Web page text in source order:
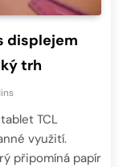
displejem
trh
TCL
využití.
připomíná papír